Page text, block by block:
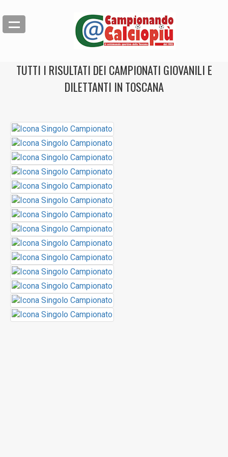
TUTTI I RISULTATI DEI CAMPIONATI GIOVANILI E
DILETTANTI IN TOSCANA